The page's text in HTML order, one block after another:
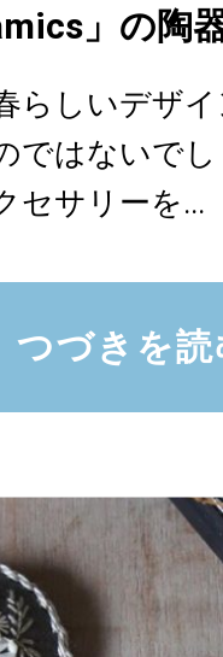
」の陶
らしいデザ
ではないで
セサリーを...
つづきを読